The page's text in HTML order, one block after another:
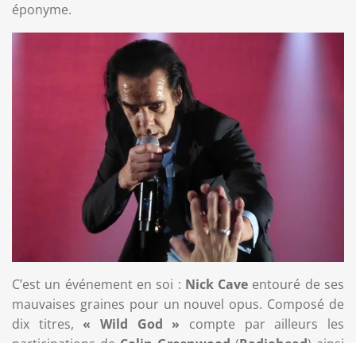
éponyme.
C’est un événement en soi : Nick Cave entouré de ses
mauvaises graines pour un nouvel opus. Composé de
dix titres,« Wild God » compte par ailleurs les